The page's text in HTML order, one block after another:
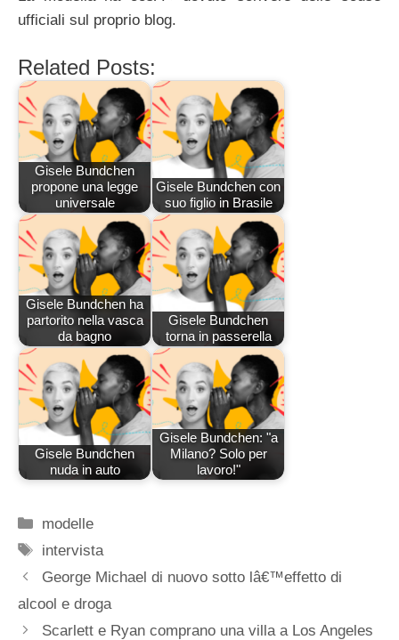
ufficiali sul proprio blog.
Related Posts:
Gisele Bundchen
propone una legge
universale
Gisele Bundchen con
suo figlio in Brasile
Gisele Bundchen ha
partorito nella vasca
da bagno
Gisele Bundchen
torna in passerella
Gisele Bundchen
nuda in auto
Gisele Bundchen: "a
Milano? Solo per
lavoro!"
Categorie
modelle
Tag
intervista
George Michael di nuovo sotto lâ€™effetto di
alcool e droga
Scarlett e Ryan comprano una villa a Los Angeles